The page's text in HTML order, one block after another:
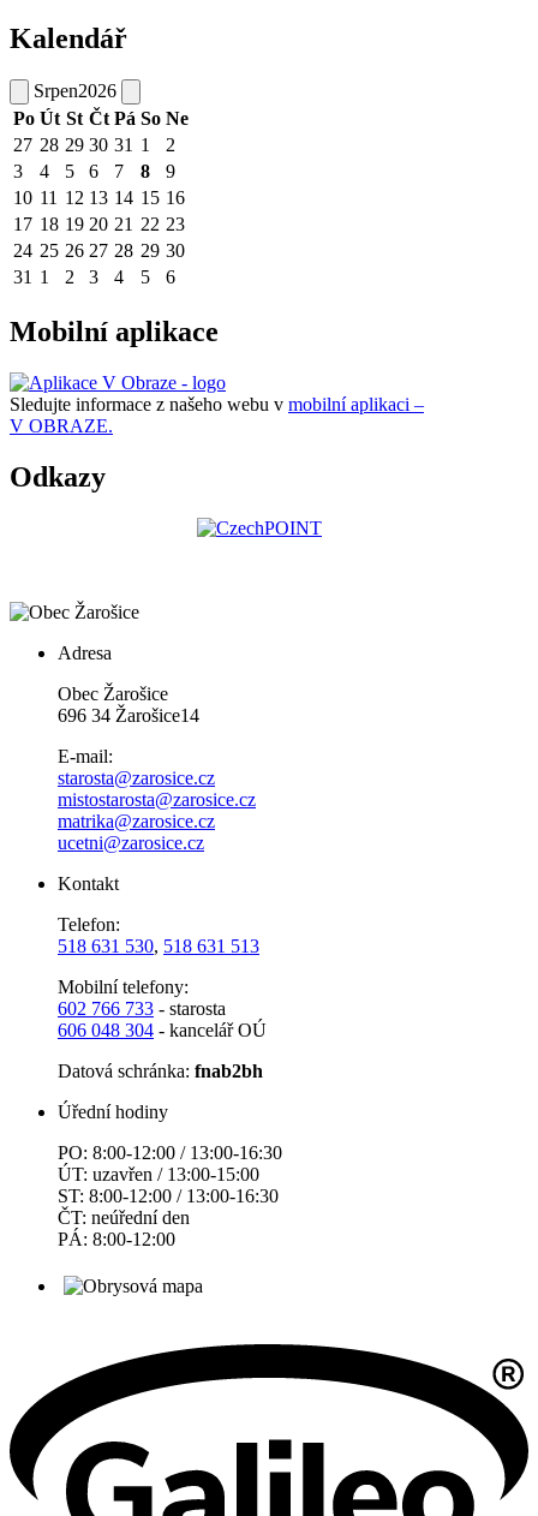
Kalendář
Srpen2026
Po Út St Čt Pá So Ne
27 28 29 30 31 1
2
3
4 5 6 7 8
9
10 11 12 13 14 15 16
17 18 19 20 21 22 23
24 25 26 27 28 29 30
31 1 2 3 4 5 6
Mobilní aplikace
Sledujte informace z našeho webu v mobilní aplikaci –
V OBRAZE.
Odkazy
Adresa
Obec Žarošice
696 34 Žarošice14
E-mail:
starosta@zarosice.cz
mistostarosta@zarosice.cz
matrika@zarosice.cz
ucetni@zarosice.cz
Kontakt
Telefon:
518 631 530, 518 631 513
Mobilní telefony:
602 766 733 - starosta
606 048 304 - kancelář OÚ
Datová schránka: fnab2bh
Úřední hodiny
PO: 8:00-12:00 / 13:00-16:30
ÚT: uzavřen / 13:00-15:00
ST: 8:00-12:00 / 13:00-16:30
ČT: neúřední den
PÁ: 8:00-12:00